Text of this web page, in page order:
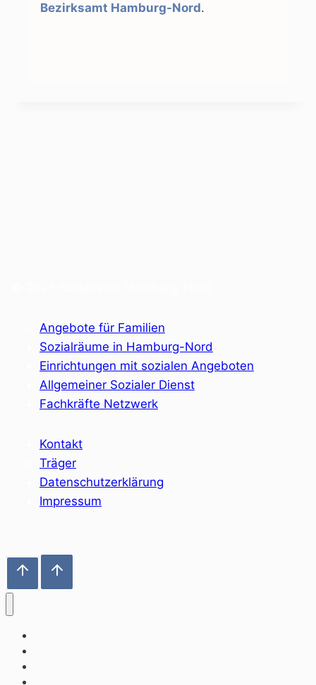
Bezirksamt Hamburg-Nord.
Angebote für Familien
Sozialräume in Hamburg-Nord
Einrichtungen mit sozialen Angeboten
Allgemeiner Sozialer Dienst
Fachkräfte Netzwerk
Kontakt
Träger
Datenschutzerklärung
Impressum